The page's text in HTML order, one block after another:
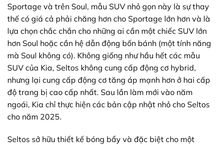
Sportage và trên Soul, mẫu SUV nhỏ gọn này là sự thay
thế có giá cả phải chăng hơn cho Sportage lớn hơn và là
lựa chọn chắc chắn cho những ai cần một chiếc SUV lớn
hơn Soul hoặc cần hệ dẫn động bốn bánh (một tính năng
mà Soul không có). Không giống như hầu hết các mẫu
SUV của Kia, Seltos không cung cấp động cơ hybrid,
nhưng lại cung cấp động cơ tăng áp mạnh hơn ở hai cấp
độ trang bị cao cấp nhất. Sau lần làm mới vào năm
ngoái, Kia chỉ thực hiện các bản cập nhật nhỏ cho Seltos
cho năm 2025.
Seltos sở hữu thiết kế bóng bẩy và đặc biệt cho một